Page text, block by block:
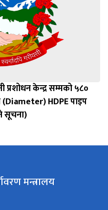
प्रशोधन केन्द्र सम्मको ५८०
(Diameter) HDPE पाइप
सूचना)
मन्त्रालय